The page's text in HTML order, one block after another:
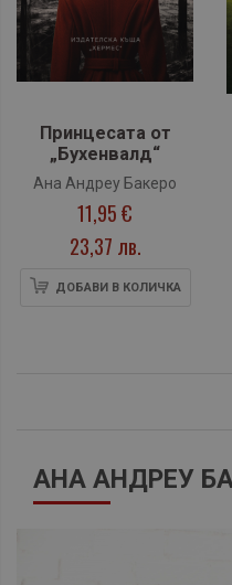
Принцесата от
„Бухенвалд“
Ана Андреу Бакеро
11,95 €
23,37 лв.
ДОБАВИ В КОЛИЧКА
АНА АНДРЕУ